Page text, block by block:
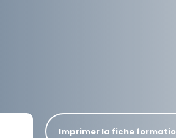
Imprimer la fiche